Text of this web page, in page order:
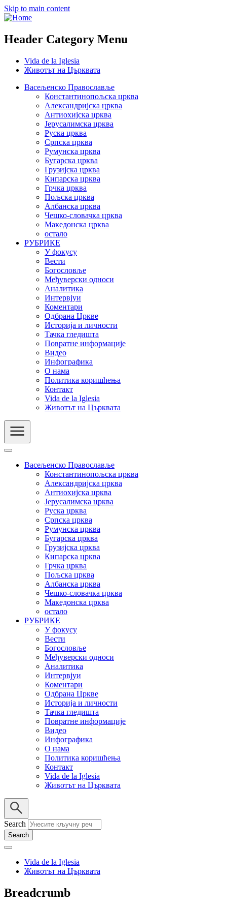
Skip to main content
Header Category Menu
Vida de la Iglesia
Животът на Църквата
Васељенско Православље
Константинопољска црква
Александријска црква
Антиохијска црква
Јерусалимска црква
Руска црква
Српска црква
Румунска црква
Бугарска црква
Грузијска црква
Кипарска црква
Грчка црква
Пољска црква
Албанска црква
Чешко-словачка црква
Македонска црква
остало
РУБРИКЕ
У фокусу
Вести
Богословље
Међуверски односи
Аналитика
Интервјуи
Коментари
Одбрана Цркве
Историја и личности
Тачка гледишта
Повратне информације
Видео
Инфографика
О нама
Политика коришћења
Контакт
Vida de la Iglesia
Животът на Църквата
Васељенско Православље
Константинопољска црква
Александријска црква
Антиохијска црква
Јерусалимска црква
Руска црква
Српска црква
Румунска црква
Бугарска црква
Грузијска црква
Кипарска црква
Грчка црква
Пољска црква
Албанска црква
Чешко-словачка црква
Македонска црква
остало
РУБРИКЕ
У фокусу
Вести
Богословље
Међуверски односи
Аналитика
Интервјуи
Коментари
Одбрана Цркве
Историја и личности
Тачка гледишта
Повратне информације
Видео
Инфографика
О нама
Политика коришћења
Контакт
Vida de la Iglesia
Животът на Църквата
Search
Vida de la Iglesia
Животът на Църквата
Breadcrumb